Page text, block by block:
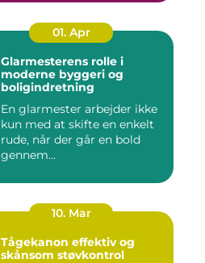
01. Apr
Glarmesterens rolle i
moderne byggeri og
boligindretning
En glarmester arbejder ikke
kun med at skifte en enkelt
rude, når der går en bold
gennem...
10. Mar
Tågekanon effektiv og
skånsom støvkontrol